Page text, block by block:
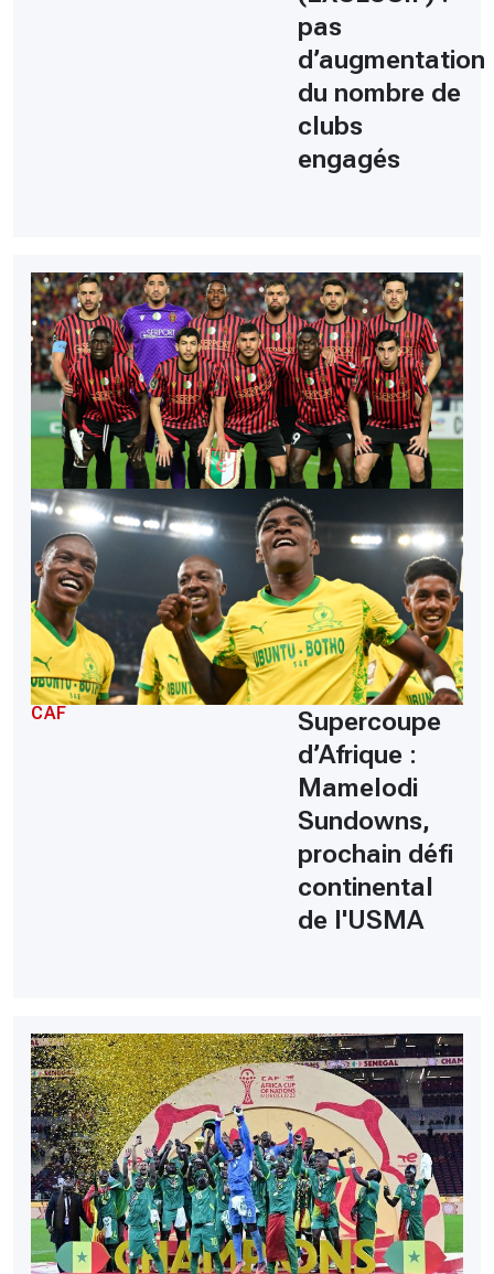
pas
d’augmentation
du nombre de
clubs
engagés
CAF
Supercoupe
d’Afrique :
Mamelodi
Sundowns,
prochain défi
continental
de l'USMA